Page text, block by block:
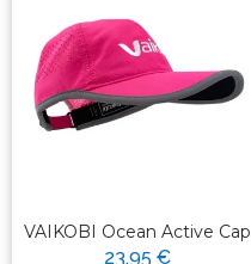
VAIKOBI Ocean Active Cap
23,95 €